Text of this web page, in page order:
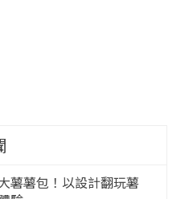
薯薯包！以設計翻玩薯